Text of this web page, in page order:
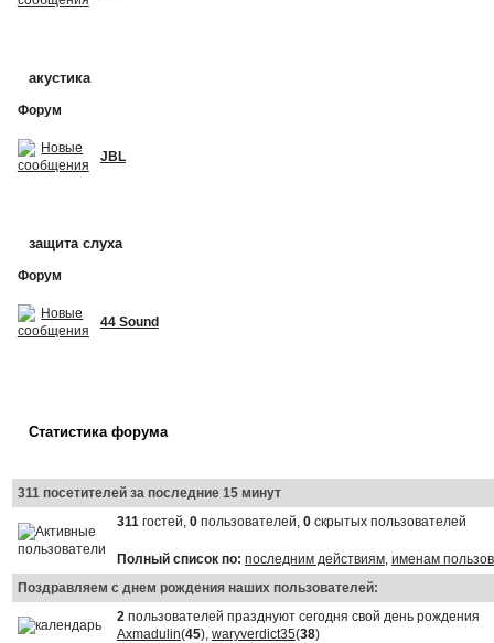
акустика
Форум
JBL
защита слуха
Форум
44 Sound
Статистика форума
311 посетителей за последние 15 минут
311гостей, 0пользователей, 0скрытых пользователей
Полный список по: последним действиям, именам
Поздравляем с днем рождения наших пользователей:
2пользователей празднуют сегодня свой день рождения
Axmadulin(45), waryverdict35(38)